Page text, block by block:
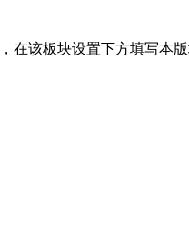
在该板块设置下方填写本版